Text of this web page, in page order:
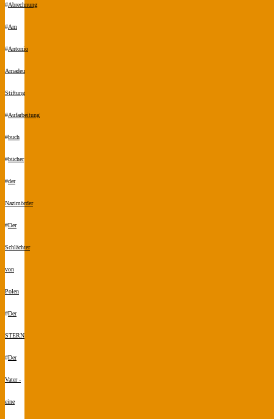
#Abrechnung
#Am
#Antonio
Amadeu
Stiftung
#Aufarbeitung
#buch
#bücher
#der
Nazimörder
#Der
Schlächter
von
Polen
#Der
STERN
#Der
Vater -
eine